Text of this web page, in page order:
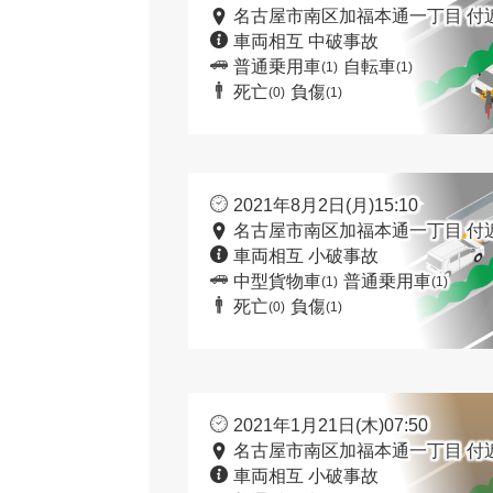
名古屋市南区加福本通一丁目 付
車両相互 中破事故
普通乗用車(1) 自転車(1)
死亡(0) 負傷(1)
2021年8月2日(月)15:10
名古屋市南区加福本通一丁目 付
車両相互 小破事故
中型貨物車(1) 普通乗用車(1)
死亡(0) 負傷(1)
2021年1月21日(木)07:50
名古屋市南区加福本通一丁目 付
車両相互 小破事故